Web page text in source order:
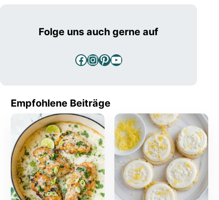
Folge uns auch gerne auf
Facebook
Instagram
Pinterest
YouTube
Empfohlene Beiträge